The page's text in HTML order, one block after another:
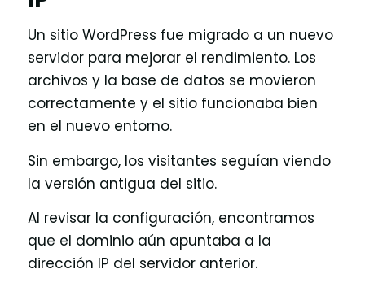
Un sitio WordPress fue migrado a un nuevo
servidor para mejorar el rendimiento. Los
archivos y la base de datos se movieron
correctamente y el sitio funcionaba bien
en el nuevo entorno.
Sin embargo, los visitantes seguían viendo
la versión antigua del sitio.
Al revisar la configuración, encontramos
que el dominio aún apuntaba a la
dirección IP del servidor anterior.